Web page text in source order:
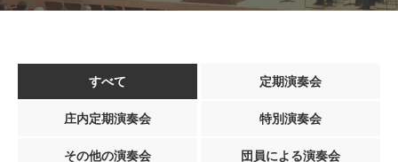
すべて 定期演奏会
庄内定期演奏会 特別演奏会
その他の演奏会 団員による演奏会